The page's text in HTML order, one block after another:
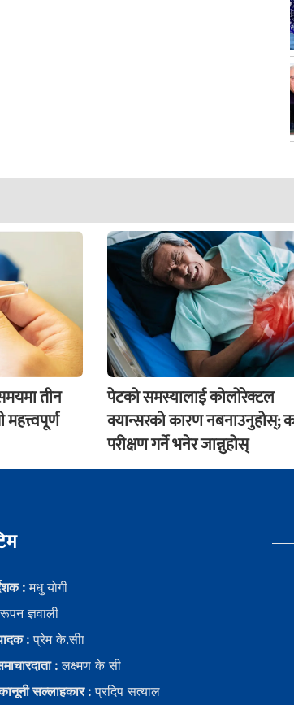
तीन
पेटको समस्यालाई कोलोरेक्टल
क्यान्सरको कारण नबनाउनुहोस्;
परीक्षण गर्ने भनेर जान्नुहोस्
:मधु याेगी
रूपन ज्ञवाली
:प्रेम के.सीा
:लक्ष्मण के सी
सल्लाहकार :प्रदिप सत्याल